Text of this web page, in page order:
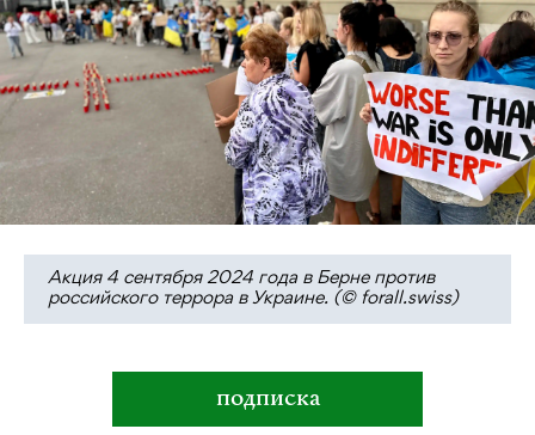
Акция 4 сентября 2024 года в Берне против
российского террора в Украине. (© forall.swiss)
подписка